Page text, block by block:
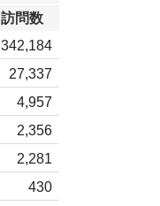
訪問数
342,184
27,337
4,957
2,356
2,281
430